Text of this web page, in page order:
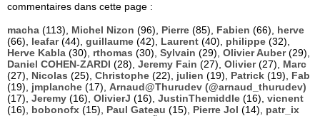
commentaires dans cette page :
macha (113), Michel Nizon (96), Pierre (85), Fabien (66), herve
(66), leafar(44), guillaume (42), Laurent (40), philippe (32),
Herve Kabla (30), rthomas (30), Sylvain (29), Olivier Auber(29),
Daniel COHEN-ZARDI (28), Jeremy Fain (27), Olivier(27), Marc
(27), Nicolas (25), Christophe (22), julien (19), Patrick (19), Fab
(19), jmplanche (17), Arnaud@Thurudev (@arnaud_thurudev)
(17), Jeremy (16), OlivierJ (16), JustinThemiddle (16), vicnent
(16), bobonofx (15), Paul Gateau (15), Pierre Jol (14), patr_ix